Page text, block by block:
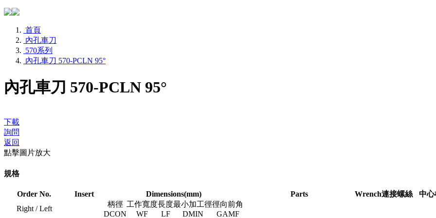
首頁
內孔車刀
570系列
內孔車刀 570-PCLN 95°
內孔車刀 570-PCLN 95°
下載
詢問
返回
點擊圖片放大
規格
Order No. Insert Dimensions(mm) Parts Wrench連接螺絲
中心
Right / Left
柄徑 工作寬度長度最小加工徑徑向前角
DCON
WF LF DMIN GAMF